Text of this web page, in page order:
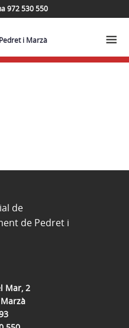
972 530 550
i Marzà
Mar, 2
de
de Pedret i